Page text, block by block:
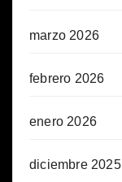
marzo 2026
febrero 2026
enero 2026
diciembre 2025